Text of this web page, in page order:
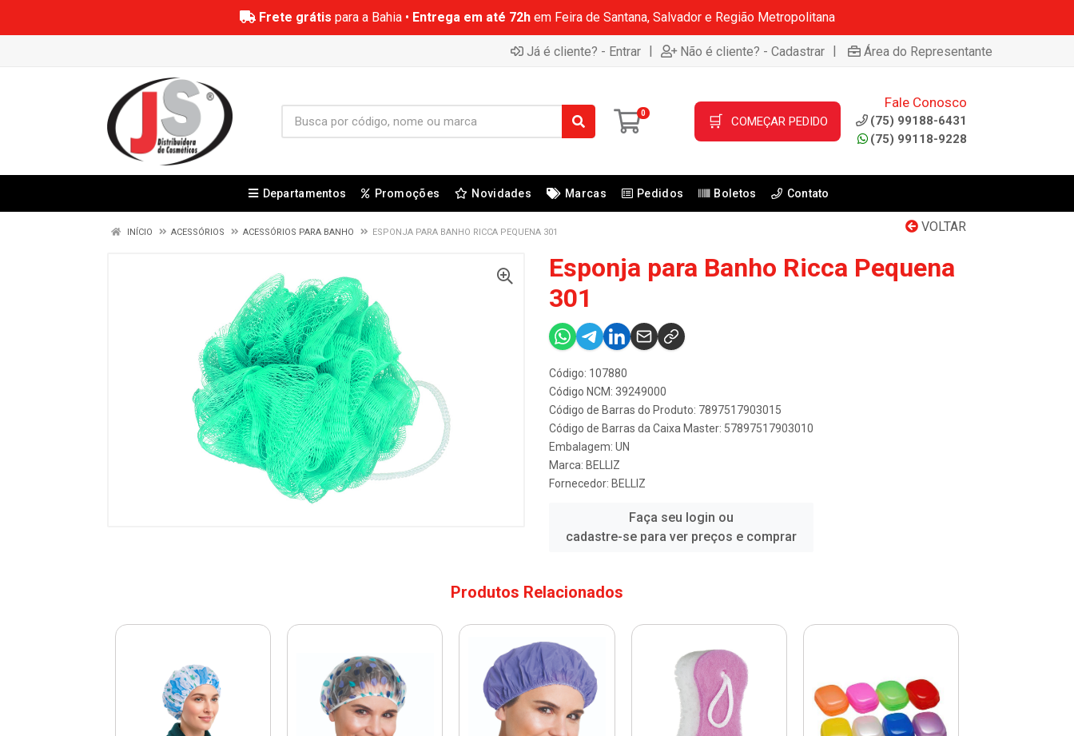
Frete grátis para a Bahia • Entrega em até 72hem Feira de Santana, Salvador e Região Metropolitana
Já é cliente? - Entrar | Não é cliente? - Cadastrar | Área do Representante
0 🛒 COMEÇAR PEDIDO
Fale Conosco
(75) 99188-6431
(75) 99118-9228
Departamentos Promoções Novidades Marcas Pedidos Boletos Contato
VOLTAR
INÍCIO ACESSÓRIOS ACESSÓRIOS PARA BANHO ESPONJA PARA BANHO RICCA PEQUENA 301
Esponja para Banho Ricca Pequena
301
Código: 107880
Código NCM: 39249000
Código de Barras do Produto: 7897517903015
Código de Barras da Caixa Master: 57897517903010
Embalagem: UN
Marca: BELLIZ
Fornecedor: BELLIZ
Faça seu login ou
cadastre-se para ver preços e comprar
Produtos Relacionados